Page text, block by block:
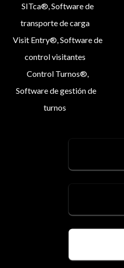
SITca®, Software de
transporte de carga
Visit Entry®, Software de
control visitantes
Control Turnos®,
Software de gestión de
turnos